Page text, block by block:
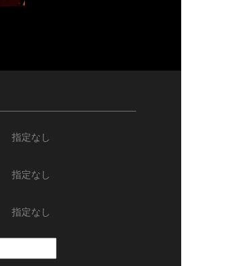
指定なし
指定なし
指定なし